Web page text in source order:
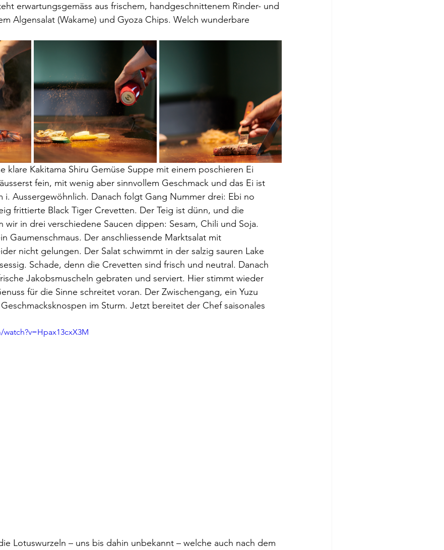
erwartungsgemäss aus frischem, handgeschnittenem Rinder- und
Algensalat (Wakame) und Gyoza Chips. Welch wunderbare
klare Kakitama Shiru Gemüse Suppe mit einem poschieren Ei
fein, mit wenig aber sinnvollem Geschmack und das Ei ist
i. Aussergewöhnlich. Danach folgt Gang Nummer drei: Ebi no
frittierte Black Tiger Crevetten. Der Teig ist dünn, und die
wir in drei verschiedene Saucen dippen: Sesam, Chili und Soja.
Gaumenschmaus. Der anschliessende Marktsalat mit
nicht gelungen. Der Salat schwimmt in der salzig sauren Lake
Schade, denn die Crevetten sind frisch und neutral. Danach
Jakobsmuscheln gebraten und serviert. Hier stimmt wieder
für die Sinne schreitet voran. Der Zwischengang, ein Yuzu
im Sturm. Jetzt bereitet der Chef saisonales
Lotuswurzeln – uns bis dahin unbekannt – welche auch nach dem